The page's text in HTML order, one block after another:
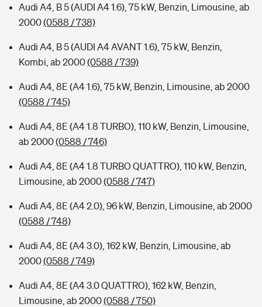
Audi A4, B 5 (AUDI A4 1.6), 75 kW, Benzin, Limousine, ab
2000(0588 / 738)
Audi A4, B 5 (AUDI A4 AVANT 1.6), 75 kW, Benzin,
Kombi, ab 2000(0588 / 739)
Audi A4, 8E (A4 1.6), 75 kW, Benzin, Limousine, ab 2000
(0588 / 745)
Audi A4, 8E (A4 1.8 TURBO), 110 kW, Benzin, Limousine,
ab 2000(0588 / 746)
Audi A4, 8E (A4 1.8 TURBO QUATTRO), 110 kW, Benzin,
Limousine, ab 2000(0588 / 747)
Audi A4, 8E (A4 2.0), 96 kW, Benzin, Limousine, ab 2000
(0588 / 748)
Audi A4, 8E (A4 3.0), 162 kW, Benzin, Limousine, ab
2000(0588 / 749)
Audi A4, 8E (A4 3.0 QUATTRO), 162 kW, Benzin,
Limousine, ab 2000(0588 / 750)